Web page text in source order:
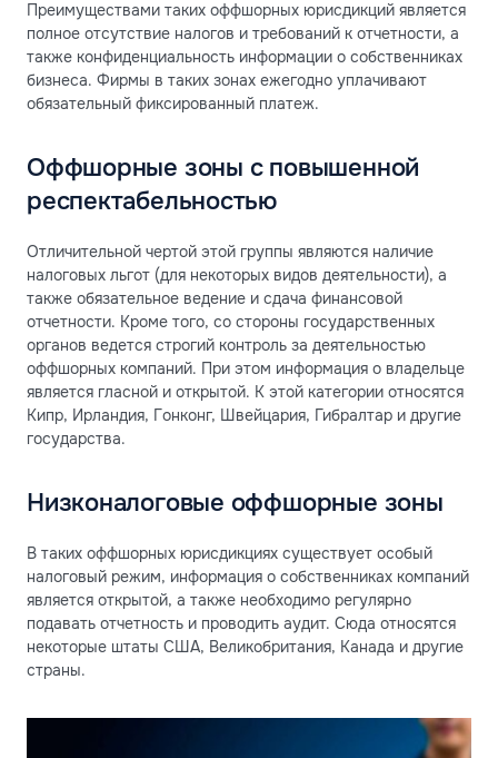
Преимуществами таких оффшорных юрисдикций является
полное отсутствие налогов и требований к отчетности, а
также конфиденциальность информации о собственниках
бизнеса. Фирмы в таких зонах ежегодно уплачивают
обязательный фиксированный платеж.
Оффшорные зоны с повышенной
респектабельностью
Отличительной чертой этой группы являются наличие
налоговых льгот (для некоторых видов деятельности), а
также обязательное ведение и сдача финансовой
отчетности. Кроме того, со стороны государственных
органов ведется строгий контроль за деятельностью
оффшорных компаний. При этом информация о владельце
является гласной и открытой. К этой категории относятся
Кипр, Ирландия, Гонконг, Швейцария, Гибралтар и другие
государства.
Низконалоговые оффшорные зоны
В таких оффшорных юрисдикциях существует особый
налоговый режим, информация о собственниках компаний
является открытой, а также необходимо регулярно
подавать отчетность и проводить аудит. Сюда относятся
некоторые штаты США, Великобритания, Канада и другие
страны.